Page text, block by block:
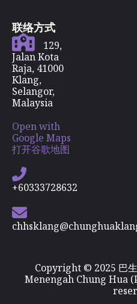
联络方式
129,
Jalan Kota
Raja, 41000
Klang,
Selangor,
Malaysia
Open with
Google Maps
打开谷歌地图
+60333728632
Copyright © 2025 巴
Menengah Chung Hua